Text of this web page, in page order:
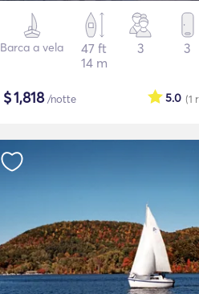
Barca a vela
47 ft
14 m
3 3
$1,818/notte (1
5.0